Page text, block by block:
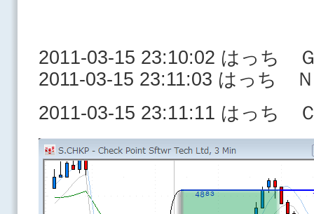
2011-03-15 23:10:02 はっち
2011-03-15 23:11:03 はっち
2011-03-15 23:11:11 はっち